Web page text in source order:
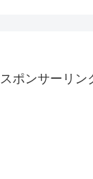
スポンサーリン